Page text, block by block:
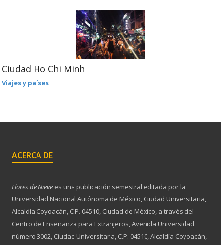
Ciudad Ho Chi Minh
Viajes y países
ACERCA DE
Flores de Nieve es una publicación semestral editada por la
Universidad Nacional Autónoma de México, Ciudad Universitaria,
Alcaldía Coyoacán, C.P. 04510, Ciudad de México, a través del
Centro de Enseñanza para Extranjeros, Avenida Universidad
número 3002, Ciudad Universitaria, C.P. 04510, Alcaldía Coyoacán,